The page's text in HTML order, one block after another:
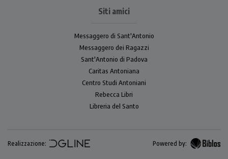
Siti amici
Messaggero di Sant'Antonio
Messaggero dei Ragazzi
Sant'Antonio di Padova
Caritas Antoniana
Centro Studi Antoniani
Rebecca Libri
Libreria del Santo
Realizzazione: Powered by: